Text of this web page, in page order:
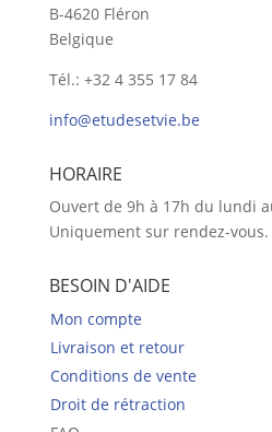
B-4620 Fléron
Belgique
Tél.: +32 4 355 17 84
info@etudesetvie.be
HORAIRE
Ouvert de 9h à 17h du lundi
Uniquement sur rendez-vous.
BESOIN D'AIDE
Mon compte
Livraison et retour
Conditions de vente
Droit de rétraction